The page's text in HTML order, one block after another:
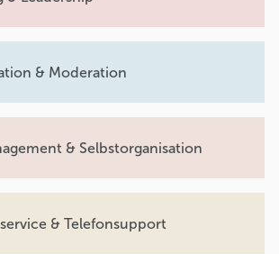
& Moderation
& Selbstorganisation
& Telefonsupport